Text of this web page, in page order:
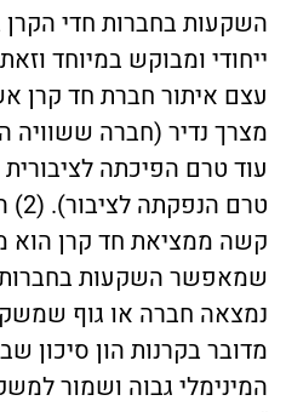
השקעות בחברות חדי
עצם איתור חברת חד
מצרך נדיר (חברה ששוויה
עוד טרם הפיכתה
קשה ממציאת חד קרן הוא
נמצאה חברה או גוף
מדובר בקרנות הון סיכון
המינימלי גבוה ושמור